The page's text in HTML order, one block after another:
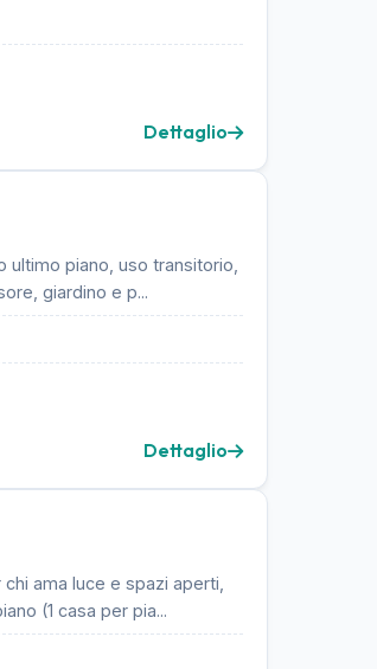
Dettaglio
piano, uso transitorio,
giardino e p...
Dettaglio
ama luce e spazi aperti,
(1 casa per pia...